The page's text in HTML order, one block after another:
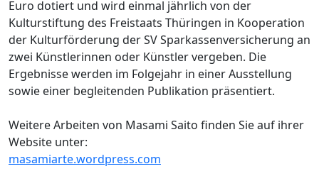
Euro dotiert und wird einmal jährlich von der
Kulturstiftung des Freistaats Thüringen in Kooperation
der Kulturförderung der SV Sparkassenversicherung an
zwei Künstlerinnen oder Künstler vergeben. Die
Ergebnisse werden im Folgejahr in einer Ausstellung
sowie einer begleitenden Publikation präsentiert.
Weitere Arbeiten von Masami Saito finden Sie auf ihrer
Website unter:
masamiarte.wordpress.com